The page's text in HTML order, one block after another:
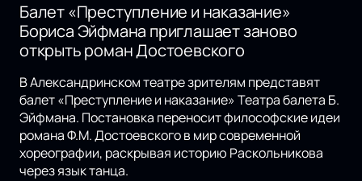
Балет «Преступление и наказание»
Бориса Эйфмана приглашает заново
открыть роман Достоевского
В Александринском театре зрителям представят
балет «Преступление и наказание» Театра балета Б.
Эйфмана. Постановка переносит философские идеи
романа Ф.М. Достоевского в мир современной
хореографии, раскрывая историю Раскольникова
через язык танца.